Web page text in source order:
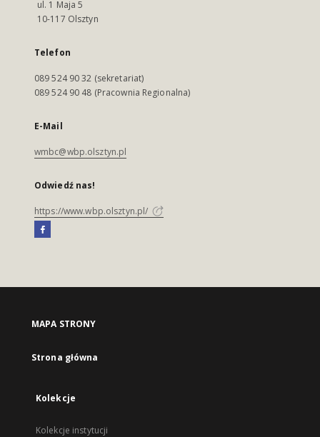
ul. 1 Maja 5
10-117 Olsztyn
Telefon
089 524 90 32 (sekretariat)
089 524 90 48 (Pracownia Regionalna)
E-Mail
wmbc@wbp.olsztyn.pl
Odwiedź nas!
https://www.wbp.olsztyn.pl/
MAPA STRONY
Strona główna
Kolekcje
Kolekcje instytucji